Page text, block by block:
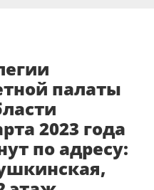
палаты
2023 года
по адресу: